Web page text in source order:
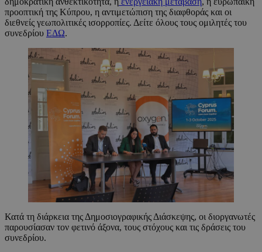
προοπτική της Κύπρου, η αντιμετώπιση της διαφθοράς και οι
διεθνείς γεωπολιτικές ισορροπίες. Δείτε όλους τους ομιλητές του
συνεδρίου ΕΔΩ.
Κατά τη διάρκεια της Δημοσιογραφικής Διάσκεψης, οι διοργανωτές
παρουσίασαν τον φετινό άξονα, τους στόχους και τις δράσεις του
συνεδρίου.